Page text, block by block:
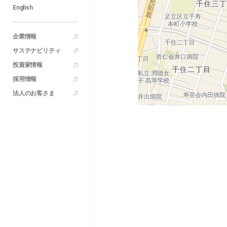
English
企業情報
サステナビリティ
投資家情報
採用情報
法人のお客さま